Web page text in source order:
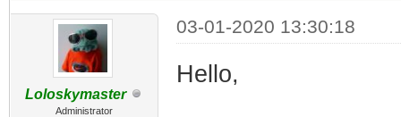
Loloskymaster
Administrator
03-01-2020 13:30:18
Hello,